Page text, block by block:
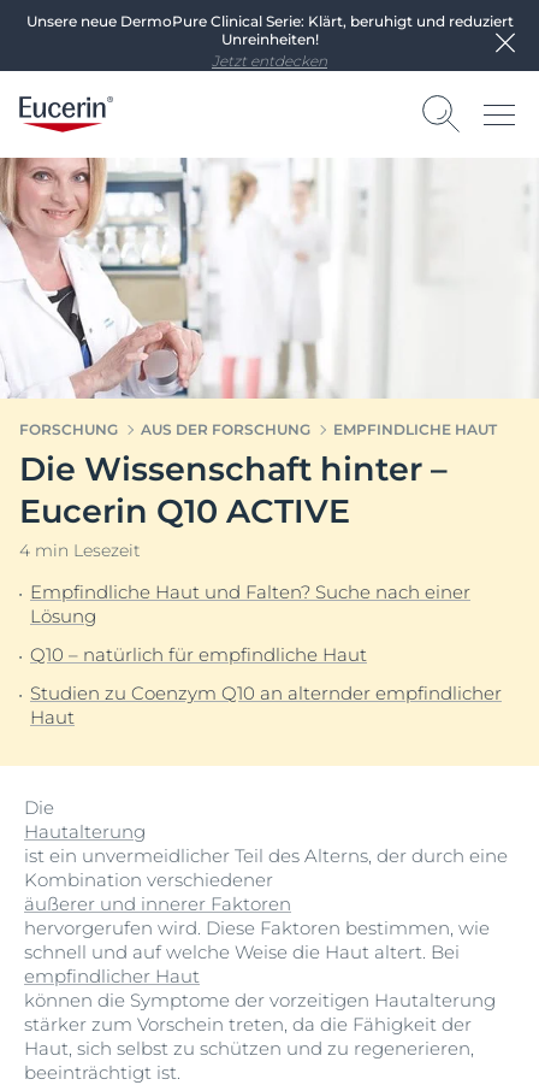
Unsere neue DermoPure Clinical Serie: Klärt, beruhigt und reduziert
Unreinheiten!
Jetzt entdecken
FORSCHUNG AUS DER FORSCHUNG EMPFINDLICHE HAUT
Die Wissenschaft hinter –
Eucerin Q10 ACTIVE
4 min Lesezeit
Empfindliche Haut und Falten? Suche nach einer
Lösung
Q10 – natürlich für empfindliche Haut
Studien zu Coenzym Q10 an alternder empfindlicher
Haut
Die
Hautalterung
ist ein unvermeidlicher Teil des Alterns, der durch eine
Kombination verschiedener
äußerer und innerer Faktoren
hervorgerufen wird. Diese Faktoren bestimmen, wie
schnell und auf welche Weise die Haut altert. Bei
empfindlicher Haut
können die Symptome der vorzeitigen Hautalterung
stärker zum Vorschein treten, da die Fähigkeit der
Haut, sich selbst zu schützen und zu regenerieren,
beeinträchtigt ist.